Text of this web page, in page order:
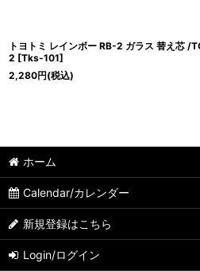
トヨトミ レインボー RB-2 ガラス 替え芯 /
2 [Tks-101]
2,280円(税込)
ホーム
Calendar/カレンダー
新規登録はこちら
Login/ログイン